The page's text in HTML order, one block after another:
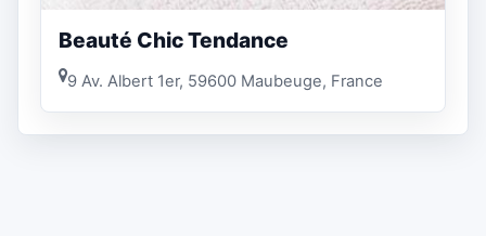
Beauté Chic Tendance
9 Av. Albert 1er, 59600 Maubeuge, France